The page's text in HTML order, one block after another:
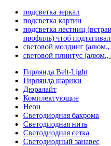
подсветка зеркал
подсветка картин
подсветка лестниц
профиль) чтоб
световой молдинг (алюм.,
световой плинтус
Гирлянда Belt-Light
Гирлянда шарики
Дюралайт
Комплектующие
Неон
Светодиодная бахрома
Светодиодная нить
Светодиодная сетка
Светодиодный занавес